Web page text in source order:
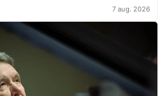
7 aug. 2026